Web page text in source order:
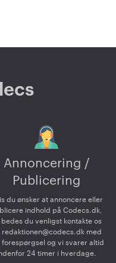
Annoncering /
Publicering
du ønsker at annoncere eller
indhold på Codecs.dk,
bedes du venligst kontakte os
redaktionen@codecs.dk med
forespørgsel og vi svarer altid
24 timer i hverdage.